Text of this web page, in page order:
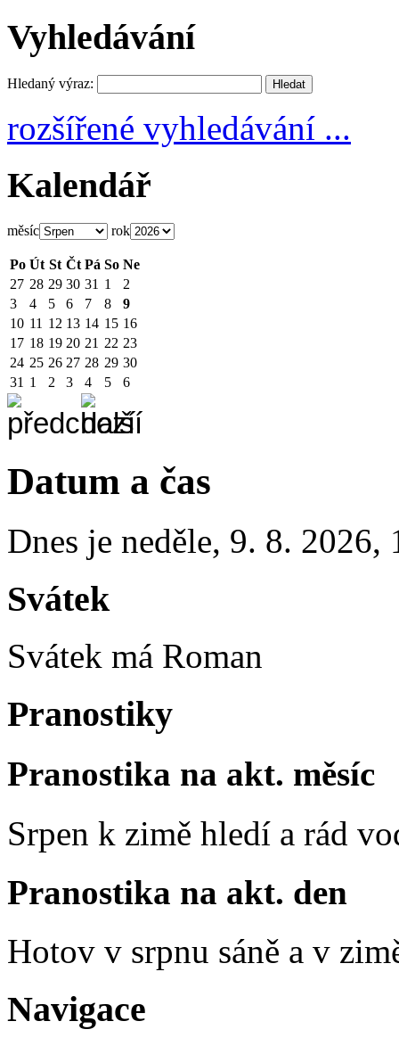
Vyhledávání
Hledaný výraz:
rozšířené vyhledávání ...
Kalendář
měsíc rok
Po Út St Čt Pá So Ne
27 28 29 30 31 1
2
3
4 5 6 7 8
9
10 11 12 13 14 15 16
17 18 19 20 21 22 23
24 25 26 27 28 29 30
31 1 2 3 4 5 6
Datum a čas
Dnes je neděle, 9. 8. 2026,
Svátek
Svátek má Roman
Pranostiky
Pranostika na akt. měsíc
Srpen k zimě hledí a rád
Pranostika na akt. den
Hotov v srpnu sáně a v
Navigace